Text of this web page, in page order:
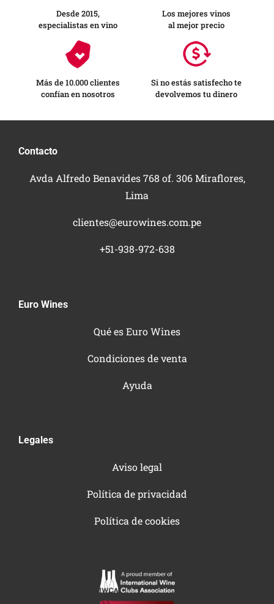
Desde 2015,
especialistas en vino
Los mejores vinos
al mejor precio
Más de 10.000 clientes
confían en nosotros
Si no estás satisfecho te
devolvemos tu dinero
Contacto
Avda Alfredo Benavides 768 of. 306 Miraflores,
Lima
clientes@eurowines.com.pe
+51-938-972-638
Euro Wines
Qué es Euro Wines
Condiciones de venta
Ayuda
Legales
Aviso legal
Política de privacidad
Política de cookies